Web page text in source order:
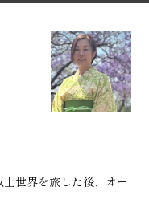
上世界を旅した後、オー